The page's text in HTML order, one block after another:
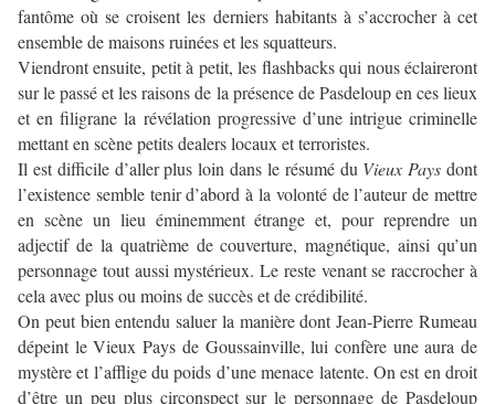
fantôme où se croisent les derniers habitants à s’accrocher à cet
ensemble de maisons ruinées et les squatteurs.
Viendront ensuite, petit à petit, les flashbacks qui nous éclaireront
sur le passé et les raisons de la présence de Pasdeloup en ces lieux
et en filigrane la révélation progressive d’une intrigue criminelle
mettant en scène petits dealers locaux et terroristes.
Il est difficile d’aller plus loin dans le résumé du Vieux Pays dont
l’existence semble tenir d’abord à la volonté de l’auteur de mettre
en scène un lieu éminemment étrange et, pour reprendre un
adjectif de la quatrième de couverture, magnétique, ainsi qu’un
personnage tout aussi mystérieux. Le reste venant se raccrocher à
cela avec plus ou moins de succès et de crédibilité.
On peut bien entendu saluer la manière dont Jean-Pierre Rumeau
dépeint le Vieux Pays de Goussainville, lui confère une aura de
mystère et l’afflige du poids d’une menace latente. On est en droit
d’être un peu plus circonspect sur le personnage de Pasdeloup